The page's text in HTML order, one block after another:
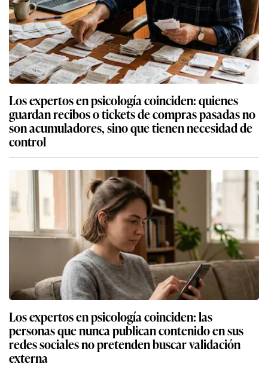
Los expertos en psicología coinciden: quienes
guardan recibos o tickets de compras pasadas no
son acumuladores, sino que tienen necesidad de
control
Los expertos en psicología coinciden: las
personas que nunca publican contenido en sus
redes sociales no pretenden buscar validación
externa